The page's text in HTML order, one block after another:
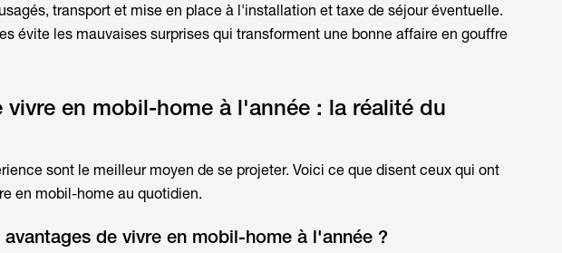
transport et mise en place à l'installation et taxe de séjour éventuelle.
évite les mauvaises surprises qui transforment une bonne affaire en gouffre
vivre en mobil-home à l'année : la réalité du
sont le meilleur moyen de se projeter. Voici ce que disent ceux qui ont
en mobil-homeau quotidien.
de vivre en mobil-home à l'année ?